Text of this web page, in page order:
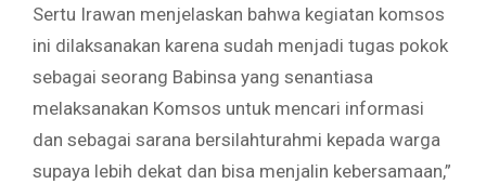
Sertu Irawan menjelaskan bahwa kegiatan komsos
ini dilaksanakan karena sudah menjadi tugas pokok
sebagai seorang Babinsa yang senantiasa
melaksanakan Komsos untuk mencari informasi
dan sebagai sarana bersilahturahmi kepada warga
supaya lebih dekat dan bisa menjalin kebersamaan,”